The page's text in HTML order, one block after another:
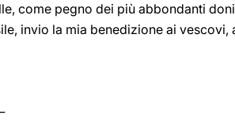
come pegno dei più abbondanti
invio la mia benedizione ai